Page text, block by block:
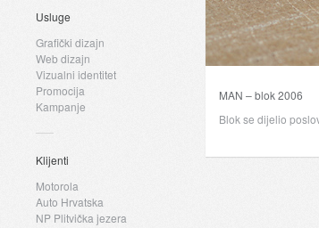
Usluge
Grafički dizajn
Web dizajn
Vizualni identitet
Promocija
Kampanje
Klijenti
Motorola
Auto Hrvatska
NP Plitvička jezera
MAN – blok 2006
Blok se dijelio